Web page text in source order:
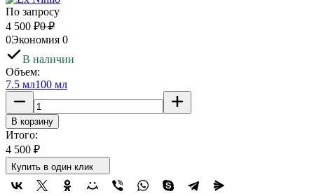
По запросу
4 500 ₽0 ₽
0Экономия 0
В наличии
Объем:
7.5 мл100 мл
В корзину
Итого:
4 500 ₽
Купить в один клик